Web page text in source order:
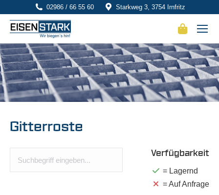
02986 / 66 55 60 Starkweg 3, 3754 Irnfritz
Gitterroste
Verfügbarkeit
= Lagernd
= Auf Anfrage